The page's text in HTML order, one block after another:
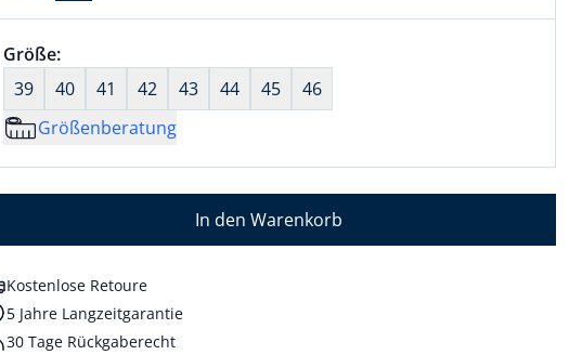
Größenauswahl:
Größe:nichts ausgewählt
39
40 41 42 43 44 45
46
Größenberatung
In den Warenkorb
Kostenlose Retoure
5 Jahre Langzeitgarantie
30 Tage Rückgaberecht